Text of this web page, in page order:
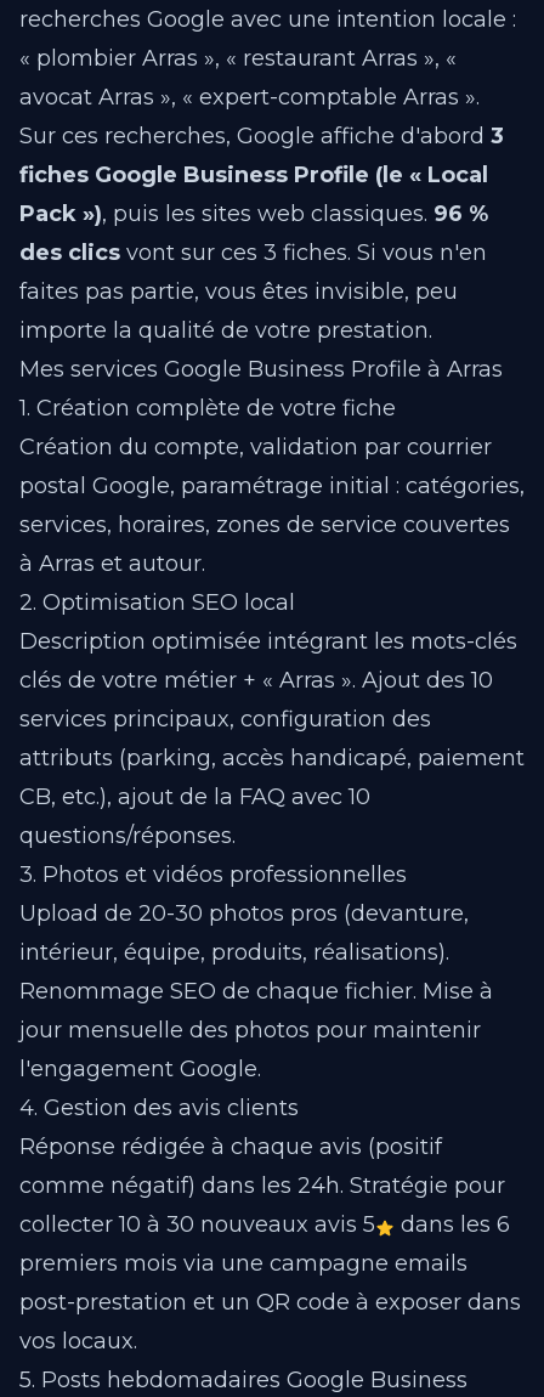
recherches Google avec une intention locale :
« plombier Arras », « restaurant Arras », «
avocat Arras », « expert-comptable Arras ».
Sur ces recherches, Google affiche d'abord 3
fiches Google Business Profile (le « Local
Pack »), puis les sites web classiques. 96 %
des clics vont sur ces 3 fiches. Si vous n'en
faites pas partie, vous êtes invisible, peu
importe la qualité de votre prestation.
Mes services Google Business Profile à Arras
1. Création complète de votre fiche
Création du compte, validation par courrier
postal Google, paramétrage initial : catégories,
services, horaires, zones de service couvertes
à Arras et autour.
2. Optimisation SEO local
Description optimisée intégrant les mots-clés
clés de votre métier + « Arras ». Ajout des 10
services principaux, configuration des
attributs (parking, accès handicapé, paiement
CB, etc.), ajout de la FAQ avec 10
questions/réponses.
3. Photos et vidéos professionnelles
Upload de 20-30 photos pros (devanture,
intérieur, équipe, produits, réalisations).
Renommage SEO de chaque fichier. Mise à
jour mensuelle des photos pour maintenir
l'engagement Google.
4. Gestion des avis clients
Réponse rédigée à chaque avis (positif
comme négatif) dans les 24h. Stratégie pour
collecter 10 à 30 nouveaux avis 5
dans les 6
premiers mois via une campagne emails
post-prestation et un QR code à exposer dans
vos locaux.
5. Posts hebdomadaires Google Business